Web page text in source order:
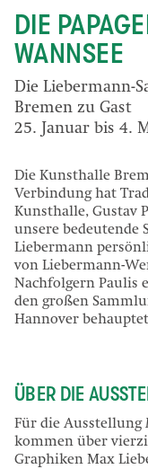
25. Januar bis 4.
DIE
WANNSEE
Die Liebermann-
Bremen zu Gast
Die Kunsthalle
Verbindung hat
Kunsthalle, Gustav
unsere bedeutende
Liebermann
von Liebermann-
Nachfolgern Paulis
den großen
Hannover
ÜBER DIE
Für die Ausstellung
kommen über
Graphiken Max